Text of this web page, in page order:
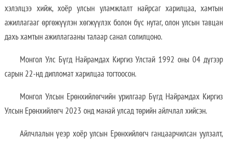
хэлэлцээ хийж, хоёр улсын уламжлалт найрсаг харилцаа, хамтын
ажиллагааг өргөжүүлэн хөгжүүлэх болон бүс нутаг, олон улсын тавцан
дахь хамтын ажиллагааны талаар санал солилцоно.
Монгол Улс Бүгд Найрамдах Киргиз Улстай 1992 оны 04 дүгээр
сарын 22-нд дипломат харилцаа тогтоосон.
Монгол Улсын Ерөнхийлөгчийн урилгаар Бүгд Найрамдах Киргиз
Улсын Ерөнхийлөгч 2023 онд манай улсад төрийн айлчлал хийсэн.
Айлчлалын үеэр хоёр улсын Ерөнхийлөгч ганцаарчилсан уулзалт,